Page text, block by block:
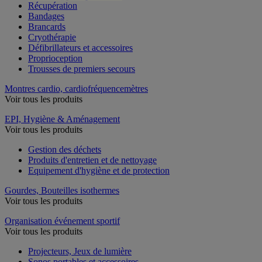
Récupération
Bandages
Brancards
Cryothérapie
Défibrillateurs et accessoires
Proprioception
Trousses de premiers secours
Montres cardio, cardiofréquencemètres
Voir tous les produits
EPI, Hygiène & Aménagement
Voir tous les produits
Gestion des déchets
Produits d'entretien et de nettoyage
Equipement d'hygiène et de protection
Gourdes, Bouteilles isothermes
Voir tous les produits
Organisation événement sportif
Voir tous les produits
Projecteurs, Jeux de lumière